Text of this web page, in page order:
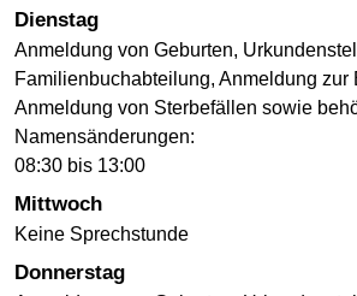
Dienstag
Anmeldung von Geburten,
Familienbuchabteilung, Anmeldung zur
Anmeldung von Sterbefällen sowie
Namensänderungen:
08:30 bis 13:00
Mittwoch
Keine Sprechstunde
Donnerstag